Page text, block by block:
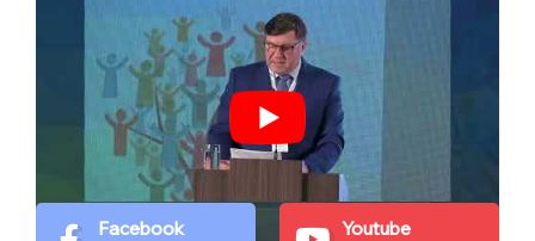
Facebook Youtube